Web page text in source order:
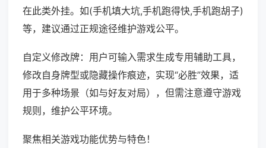
在此类外挂。如(手机填大坑,手机跑得快,手机跑胡子)
等，建议通过正规途径维护游戏公平。
自定义修改牌：用户可输入需求生成专用辅助工具，
修改自身牌型或隐藏操作痕迹，实现“必胜”效果，适
用于多种场景（如与好友对局），但需注意遵守游戏
规则，维护公平环境。
聚焦相关游戏功能优势与特色！